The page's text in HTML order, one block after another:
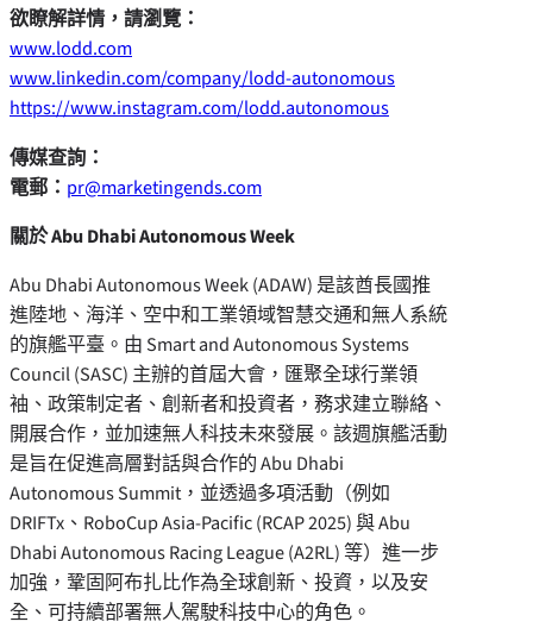
欲瞭解詳情，請瀏覽：
www.lodd.com
www.linkedin.com/company/lodd-autonomous
https://www.instagram.com/lodd.autonomous
傳媒查詢：
電郵： pr@marketingends.com
關於 Abu Dhabi Autonomous Week
Abu Dhabi Autonomous Week (ADAW) 是該酋長國推
進陸地、海洋、空中和工業領域智慧交通和無人系統
的旗艦平臺。由 Smart and Autonomous Systems
Council (SASC) 主辦的首屆大會，匯聚全球行業領
袖、政策制定者、創新者和投資者，務求建立聯絡、
開展合作，並加速無人科技未來發展。該週旗艦活動
是旨在促進高層對話與合作的 Abu Dhabi
Autonomous Summit，並透過多項活動（例如
DRIFTx、RoboCup Asia-Pacific (RCAP 2025) 與 Abu
Dhabi Autonomous Racing League (A2RL) 等）進一步
加強，鞏固阿布扎比作為全球創新、投資，以及安
全、可持續部署無人駕駛科技中心的角色。